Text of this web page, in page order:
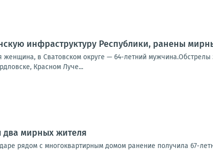
инфраструктуру Республики, ранены
в Сватовском округе — 64-летний мужчина.Обстрелы
Красном Луче...
два мирных жителя
рядом с многоквартирным домом ранение получила 67-